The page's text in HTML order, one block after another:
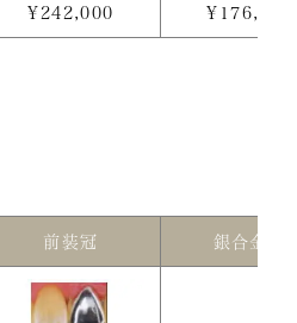
¥242,000 ¥176,000
前装冠 銀合金冠